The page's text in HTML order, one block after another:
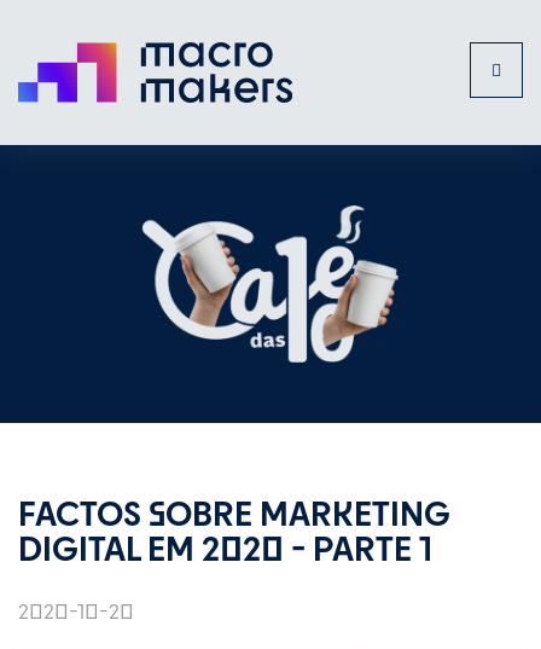
Toggle
FACTOS SOBRE MARKETING
DIGITAL EM 2020 - PARTE 1
2020-10-20